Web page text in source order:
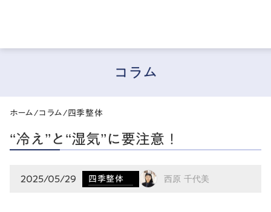
コラム
ホーム/コラム/四季整体
“冷え”と“湿気”に要注意！
2025/05/29 四季整体 西原 千代美